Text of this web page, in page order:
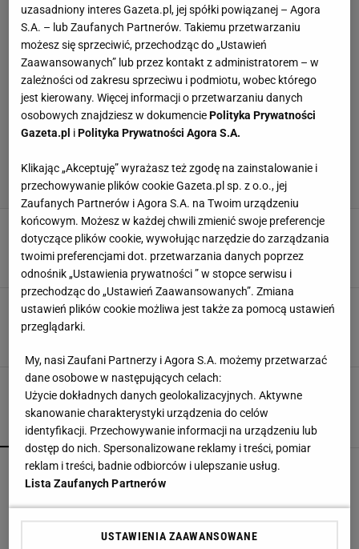
Fotel wiszący: który wybrać? Jak samodzielnie
zrobić fotel wiszący?
FOTEL FOTEL WISZĄCY FOTELE HAMAK
Huśtawka, hamak czy fotel wiszący?
POPULARNE NAJNOWSZE
Kompaktowa bieżnia do małego mieszkania.
Ten sprzęt mieści się pod łóżko
Vintage gramofony wracają do łask. Polacy na
uzasadniony interes Gazeta.pl, jej spółki powiązanej – Agora
S.A. – lub Zaufanych Partnerów. Takiemu przetwarzaniu
możesz się sprzeciwić, przechodząc do „Ustawień
Zaawansowanych” lub przez kontakt z administratorem – w
zależności od zakresu sprzeciwu i podmiotu, wobec którego
jest kierowany. Więcej informacji o przetwarzaniu danych
osobowych znajdziesz w dokumenciePolityka Prywatności
Gazeta.pl iPolityka Prywatności Agora S.A.
Klikając „Akceptuję” wyrażasz też zgodę na zainstalowanie i
przechowywanie plików cookie Gazeta.pl sp. z o.o., jej
Zaufanych Partnerów i Agora S.A. na Twoim urządzeniu
końcowym. Możesz w każdej chwili zmienić swoje preferencje
dotyczące plików cookie, wywołując narzędzie do zarządzania
twoimi preferencjami dot. przetwarzania danych poprzez
odnośnik „Ustawienia prywatności ” w stopce serwisu i
przechodząc do „Ustawień Zaawansowanych”. Zmiana
ustawień plików cookie możliwa jest także za pomocą ustawień
przeglądarki.
My, nasi Zaufani Partnerzy i Agora S.A. możemy przetwarzać
dane osobowe w następujących celach:
Użycie dokładnych danych geolokalizacyjnych. Aktywne
skanowanie charakterystyki urządzenia do celów
identyfikacji. Przechowywanie informacji na urządzeniu lub
dostęp do nich. Spersonalizowane reklamy i treści, pomiar
reklam i treści, badnie odbiorców i ulepszanie usług.
Lista Zaufanych Partnerów
USTAWIENIA ZAAWANSOWANE